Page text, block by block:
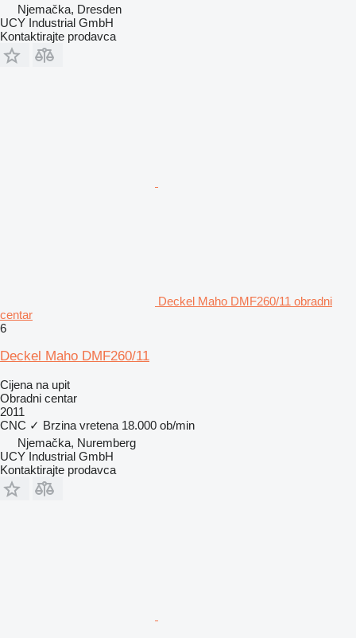
Njemačka, Dresden
UCY Industrial GmbH
Kontaktirajte prodavca
Deckel Maho DMF260/11 obradni
centar
6
Deckel Maho DMF260/11
Cijena na upit
Obradni centar
2011
CNC ✓ Brzina vretena 18.000 ob/min
Njemačka, Nuremberg
UCY Industrial GmbH
Kontaktirajte prodavca